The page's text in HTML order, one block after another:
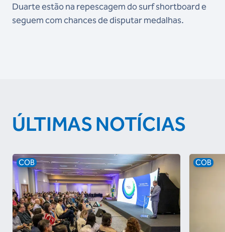
Duarte estão na repescagem do surf shortboard e
seguem com chances de disputar medalhas.
ÚLTIMAS NOTÍCIAS
COB COB